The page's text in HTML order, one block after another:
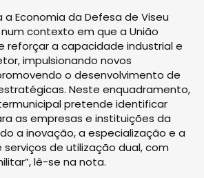
a Economia da Defesa de Viseu
contexto em que a União
reforçar a capacidade industrial e
impulsionando novos
o desenvolvimento de
Neste enquadramento,
pretende identificar
as empresas e instituições da
a inovação, a especialização e a
de utilização dual, com
lê-se na nota.